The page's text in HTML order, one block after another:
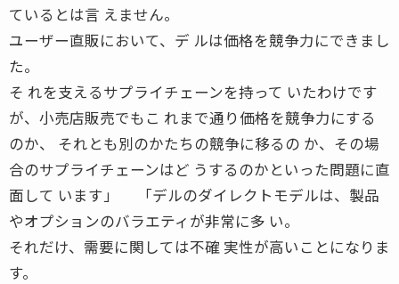
ているとは言 えません。
ユーザー直販において、デ ルは価格を競争力にできまし
た。
そ れを支えるサプライチェーンを持って いたわけです
が、小売店販売でもこ れまで通り価格を競争力にする
のか、 それとも別のかたちの競争に移るの か、その場
合のサプライチェーンはど うするのかといった問題に直
面して います」 「デルのダイレクトモデルは、製品
やオプションのバラエティが非常に多 い。
それだけ、需要に関しては不確 実性が高いことになりま
す。